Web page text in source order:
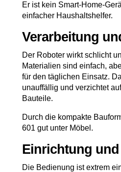
Er ist kein Smart-Home-
einfacher Haushaltshelfer.
Verarbeitung
Der Roboter wirkt schlicht
Materialien sind einfach,
für den täglichen Einsatz.
unauffällig und verzichtet
Bauteile.
Durch die kompakte
601 gut unter Möbel.
Einrichtung
Die Bedienung ist extrem